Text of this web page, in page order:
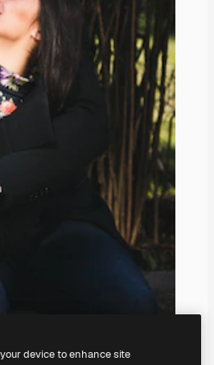
device to enhance site